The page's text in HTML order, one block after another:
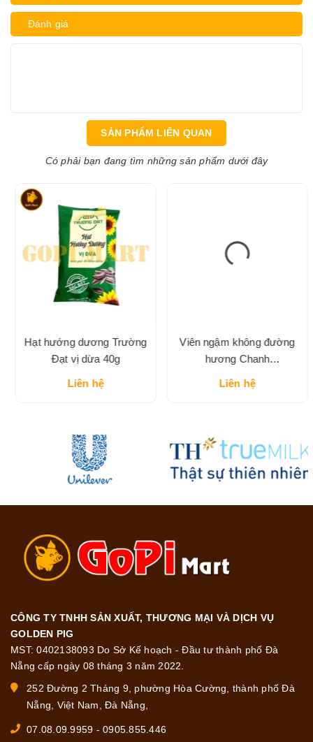
Đánh giá
SẢN PHẨM LIÊN QUAN
Có phải bạn đang tìm những sản phẩm dưới đây
Hạt hướng dương Trường
Đạt vị dừa 40g
Liên hệ
Viên ngậm không đường
hương Chanh
Liên hệ
CÔNG TY TNHH SẢN XUẤT, THƯƠNG MẠI VÀ DỊCH VỤ
GOLDEN PIG
MST: 0402138093 Do Sở Kế hoạch - Đầu tư thành phố Đà
Nẵng cấp ngày 08 tháng 3 năm 2022.
252 Đường 2 Tháng 9, phường Hòa Cường, thành phố Đà
Nẵng, Việt Nam, Đà Nẵng,
07.08.09.9959 - 0905.855.446